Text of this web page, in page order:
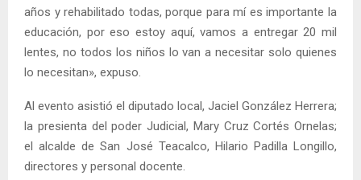
años y rehabilitado todas, porque para mí es importante la
educación, por eso estoy aquí, vamos a entregar 20 mil
lentes, no todos los niños lo van a necesitar solo quienes
lo necesitan», expuso.
Al evento asistió el diputado local, Jaciel González Herrera;
la presienta del poder Judicial, Mary Cruz Cortés Ornelas;
el alcalde de San José Teacalco, Hilario Padilla Longillo,
directores y personal docente.